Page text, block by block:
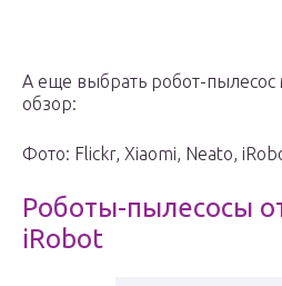
А еще выбрать робот-
обзор:
Фото: Flickr, Xiaomi, Neato,
Роботы-пылесосы
iRobot